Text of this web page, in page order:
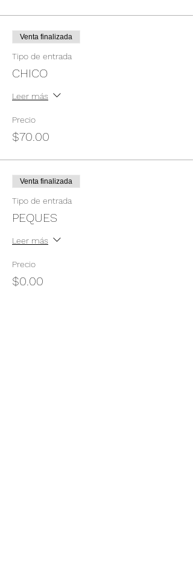
Venta finalizada
Tipo de entrada
CHICO
Leer más
Precio
$70.00
Venta finalizada
Tipo de entrada
PEQUES
Leer más
Precio
$0.00